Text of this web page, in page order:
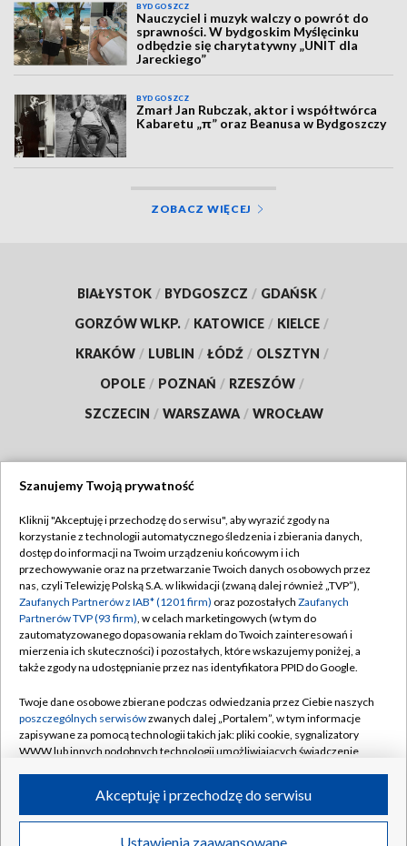
BYDGOSZCZ
Nauczyciel i muzyk walczy o powrót do
sprawności. W bydgoskim Myślęcinku
odbędzie się charytatywny „UNIT dla
Jareckiego”
BYDGOSZCZ
Zmarł Jan Rubczak, aktor i współtwórca
Kabaretu „π” oraz Beanusa w Bydgoszczy
ZOBACZ WIĘCEJ
BIAŁYSTOK / BYDGOSZCZ / GDAŃSK /
GORZÓW WLKP. / KATOWICE / KIELCE /
KRAKÓW / LUBLIN / ŁÓDŹ / OLSZTYN /
OPOLE / POZNAŃ / RZESZÓW /
SZCZECIN / WARSZAWA / WROCŁAW
TVP
Abonament TVP
Emisja w TVP
Centrum informacji TVP
Naziemna Telewizja Cyfrowa
Rada Programowa
System NOS
Informacje o nadawcy
Program dla prasy
Regulamin TVP
Polityka prywatności
Moje zgody
Pomoc
Kontakt
Kanały
©2026 Telewizja Polska S.A. w likwidacji
Szanujemy Twoją prywatność
Kliknij "Akceptuję i przechodzę do serwisu", aby wyrazić zgody na
korzystanie z technologii automatycznego śledzenia i zbierania danych,
dostęp do informacji na Twoim urządzeniu końcowym i ich
przechowywanie oraz na przetwarzanie Twoich danych osobowych przez
nas, czyli Telewizję Polską S.A. w likwidacji (zwaną dalej również „TVP”),
Zaufanych Partnerów z IAB* (1201 firm) oraz pozostałych Zaufanych
Partnerów TVP (93 firm), w celach marketingowych (w tym do
zautomatyzowanego dopasowania reklam do Twoich zainteresowań i
mierzenia ich skuteczności) i pozostałych, które wskazujemy poniżej, a
także zgody na udostępnianie przez nas identyfikatora PPID do Google.
Twoje dane osobowe zbierane podczas odwiedzania przez Ciebie naszych
poszczególnych serwisówzwanych dalej „Portalem”, w tym informacje
zapisywane za pomocą technologii takich jak: pliki cookie, sygnalizatory
WWW lub innych podobnych technologii umożliwiających świadczenie
ruchu w Internecie.
Twoje dane osobowe zbierane podczas odwiedzania przez Ciebie
Ustawienia zaawansowane
Akceptuję i przechodzę do serwisu